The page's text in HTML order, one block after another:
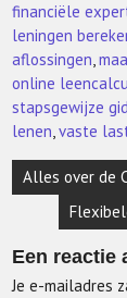
financiële
leningen
aflossingen,
online
stapsgewijze
lenen,vaste
Alles over de
Een reactie
Je e-mailadres